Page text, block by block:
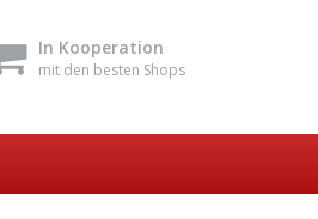
In Kooperation
mit den besten Shops